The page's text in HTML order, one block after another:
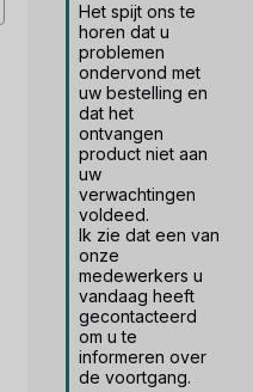
Het spijt ons te
horen dat u
problemen
ondervond met
uw bestelling en
dat het
ontvangen
product niet aan
uw
verwachtingen
voldeed.
Ik zie dat een van
onze
medewerkers u
vandaag heeft
gecontacteerd
om u te
informeren over
de voortgang.